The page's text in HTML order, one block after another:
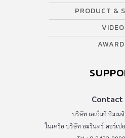
PRODUCT &
VIDEO
Contact
บริษัท เอเอ็มอี อิมเม
ในเครือ บริษัท อมรินทร์ คอร์เ